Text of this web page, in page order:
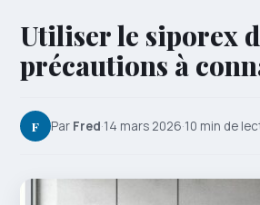
Utiliser le siporex
précautions à
F Par Fred·14 mars 2026·10 min de